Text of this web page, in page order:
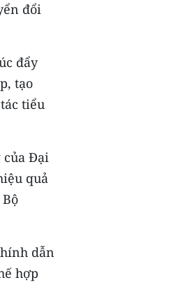
đổi
đẩy
tạo
tiểu
của Đại
quả
dẫn
hợp